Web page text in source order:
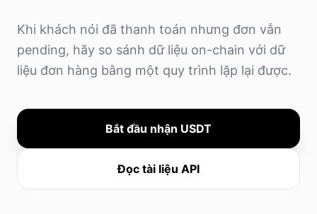
Khi khách nói đã thanh toán nhưng đơn vẫn
pending, hãy so sánh dữ liệu on-chain với dữ
liệu đơn hàng bằng một quy trình lặp lại được.
Bắt đầu nhận USDT
Đọc tài liệu API